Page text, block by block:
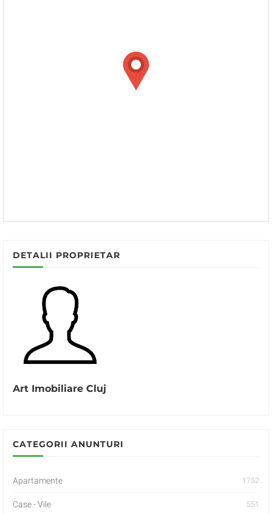
DETALII PROPRIETAR
Art Imobiliare Cluj
CATEGORII ANUNTURI
Apartamente 1752
Case - Vile 551